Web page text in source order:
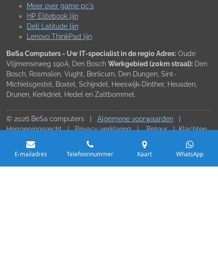
Meer over game pc's
HP Elitebook lijn
Dell Latitude lijn
Lenovo ThinkPad lijn
BeSa Computers - Uw IT-specialist in de regio Adres:Oude
Vlijmenseweg 190A, Den Bosch Werkgebied (20km straal):Den
Bosch, Rosmalen, Vught, Berlicum, Den Dungen, Sint-
Michielsgestel, Boxtel, Schijndel, Heeswijk-Dinther, Heusden,
Drunen, Kerkdriel, Hedel en Zaltbommel.
© 2026 BeSa computers | Algemene voorwaarden|
Herroepingsrecht|Privacy verklaring|Retour|Klachten
E-mailadres
Telefoonnummer Kaart WhatsApp